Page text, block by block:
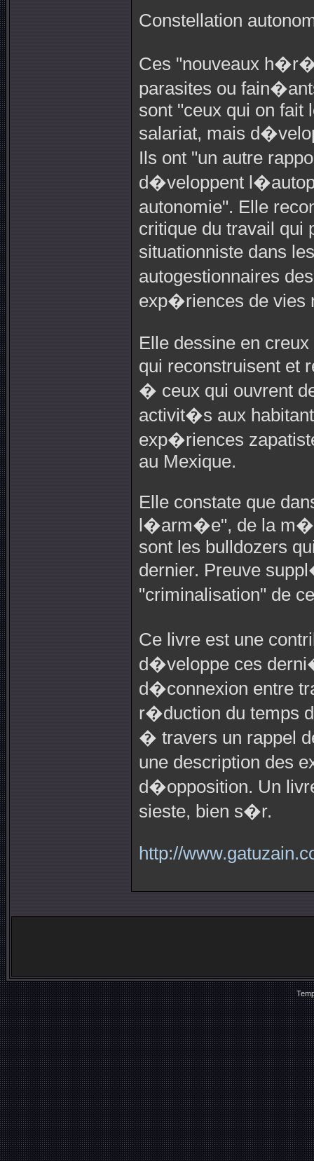
Constellation
Ces "nouveaux
parasites ou
sont "ceux qui on fait
salariat, mais
Ils ont "un autre
d�veloppent
autonomie". Elle
critique du travail qui
situationniste dans
autogestionnaires
exp�riences de vies
Elle dessine en
qui reconstruisent et
� ceux qui ouvrent
activit�s aux
exp�riences
au Mexique.
Elle constate que
l�arm�e", de la
sont les bulldozers
dernier. Preuve
"criminalisation" de
Ce livre est une
d�veloppe ces
d�connexion entre
r�duction du temps
� travers un rappel
une description des
d�opposition. Un
sieste, bien s�r.
http://